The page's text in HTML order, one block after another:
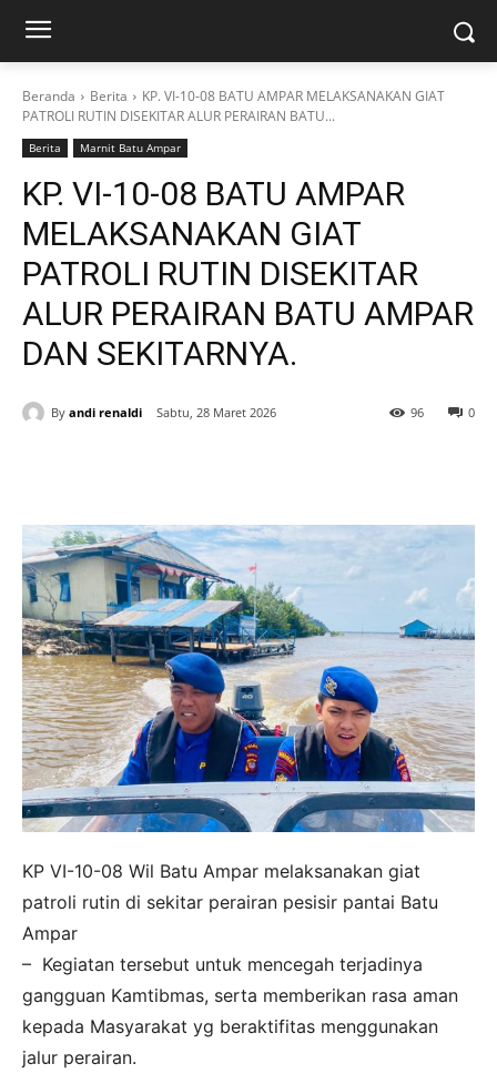
Beranda Berita
KP. VI-10-08 BATU AMPAR MELAKSANAKAN GIAT
PATROLI RUTIN DISEKITAR ALUR PERAIRAN BATU...
Berita Marnit Batu Ampar
KP. VI-10-08 BATU AMPAR
MELAKSANAKAN GIAT
PATROLI RUTIN DISEKITAR
ALUR PERAIRAN BATU AMPAR
DAN SEKITARNYA.
By andi renaldi Sabtu, 28 Maret 2026 0
96
KP VI-10-08 Wil Batu Ampar melaksanakan giat
patroli rutin di sekitar perairan pesisir pantai Batu
Ampar
– Kegiatan tersebut untuk mencegah terjadinya
gangguan Kamtibmas, serta memberikan rasa aman
kepada Masyarakat yg beraktifitas menggunakan
jalur perairan.